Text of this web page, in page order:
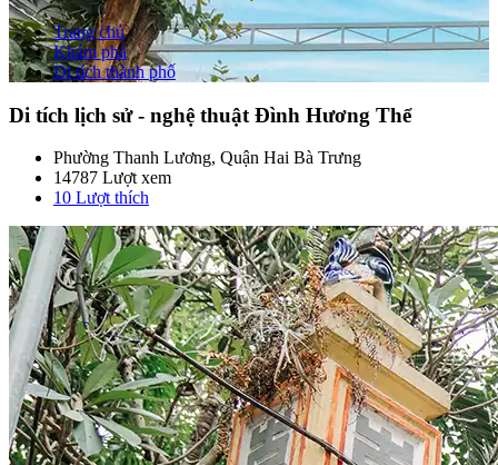
Trang chủ
Khám phá
Di tích thành phố
Di tích lịch sử - nghệ thuật Đình Hương Thể
Phường Thanh Lương, Quận Hai Bà Trưng
14787 Lượt xem
10 Lượt thích